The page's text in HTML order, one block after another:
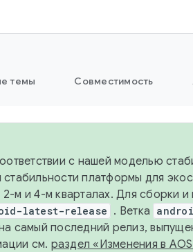
темы Совместимость
с нашей моделью
стабильности платформы для
м и 4-м кварталах. Для сборки и
latest-release . Ветка
самый последний релиз,
см. раздел «Изменения в